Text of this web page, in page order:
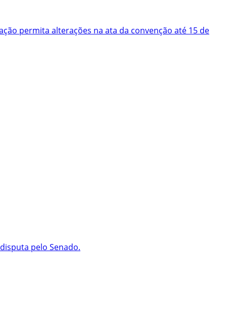
permita alterações na ata da convenção até 15 de
pelo Senado.